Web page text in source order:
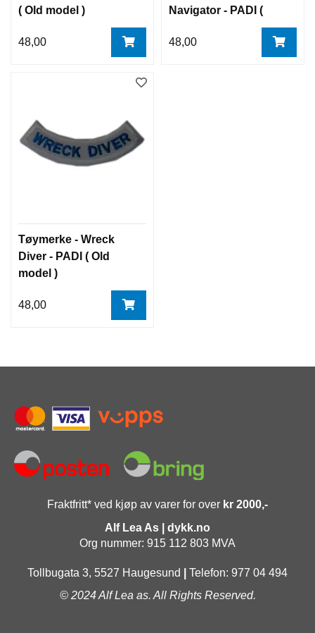
( Old model )
48,00
Navigator - PADI (
48,00
Tøymerke - Wreck
Diver - PADI ( Old
model )
48,00
Fraktfritt* ved kjøp av varer for over kr 2000,-
Alf Lea As | dykk.no
Org nummer: 915 112 803 MVA
Tollbugata 3, 5527 Haugesund
Telefon: 977 04 494
© 2024 Alf Lea as. All Rights Reserved.